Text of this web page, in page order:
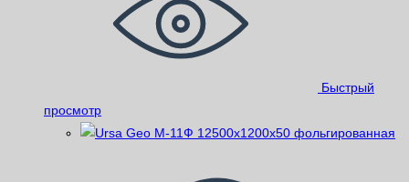
Быстрый
просмотр